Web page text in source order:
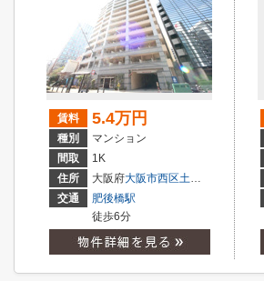
賃料 5.4万円
種別
マンション
間取
1K
住所
大阪府大阪市西区土佐堀
１丁目
交通
肥後橋駅
徒歩6分